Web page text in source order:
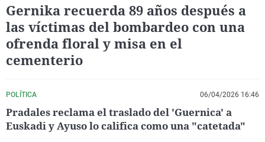
Gernika recuerda 89 años después a
las víctimas del bombardeo con una
ofrenda floral y misa en el
cementerio
POLÍTICA 06/04/2026 16:46
Pradales reclama el traslado del 'Guernica' a
Euskadi y Ayuso lo califica como una "catetada"